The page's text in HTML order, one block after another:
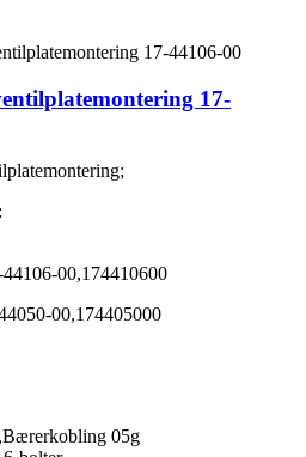
17-
00,174410600
00,174405000